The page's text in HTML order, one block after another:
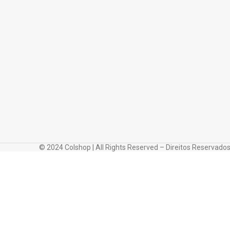
© 2024 Colshop | All Rights Reserved – Direitos Reservados